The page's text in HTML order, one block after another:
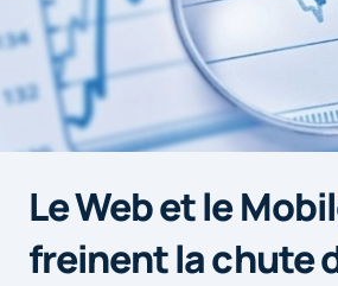
Le Web et le
freinent la chute